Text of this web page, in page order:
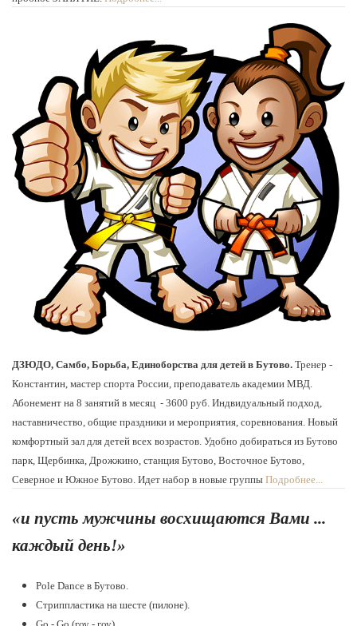
ДЗЮДО, Самбо, Борьба, Единоборства для детей в Бутово. Тренер -
Константин, мастер спорта России, преподаватель академии МВД.
Абонемент на 8 занятий в месяц - 3600 руб. Индвидуальный подход,
наставничество, общие праздники и мероприятия, соревнования. Новый
комфортный зал для детей всех возрастов. Удобно добираться из Бутово
парк, Щербинка, Дрожжино, станция Бутово, Восточное Бутово,
Северное и Южное Бутово. Идет набор в новые группы Подробнее...
«и пусть мужчины восхищаются Вами ...
каждый день!»
Pole Dance в Бутово.
Стриппластика на шесте (пилоне).